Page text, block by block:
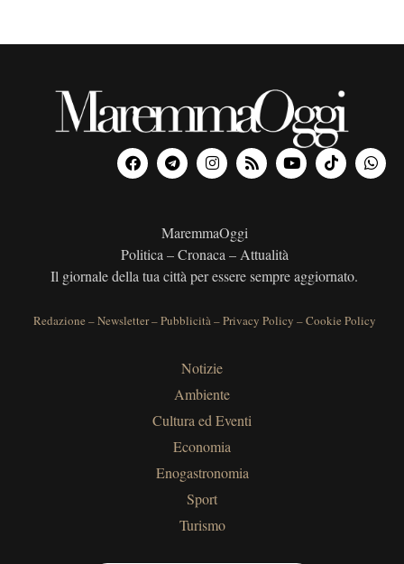
MaremmaOggi
Politica – Cronaca – Attualità
Il giornale della tua città per essere sempre aggiornato.
Redazione –Newsletter–Pubblicità–Privacy Policy –Cookie Policy
Notizie
Ambiente
Cultura ed Eventi
Economia
Enogastronomia
Sport
Turismo